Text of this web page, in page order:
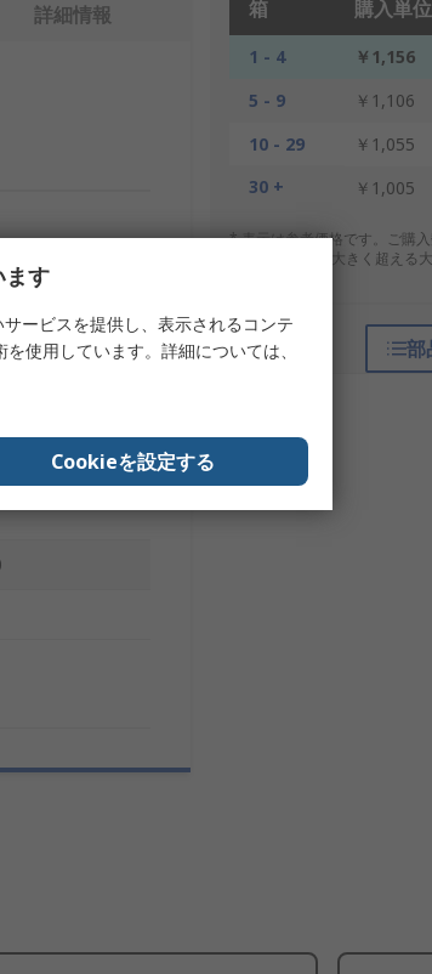
箱 購入単
1 - 4 ￥1,156
5 - 9
￥1,106
10 - 29
￥1,055
30 +
￥1,005
* 表示は参考価格です。ご購
お、上記数量を大きく超える
部
詳細情報
す
ービスを提供し、表示されるコンテ
使用しています。詳細については、
Cookieを設定する